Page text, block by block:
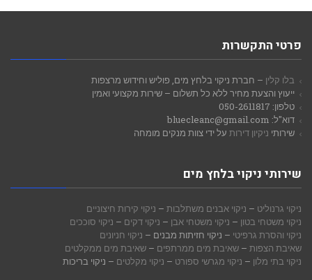
פרטי התקשרות
בלו קלין – חברת ניקוי בלחץ מים, פוליש וחידוש מרצפות
ייעוץ והצעת מחיר ללא כל תשלום – שירות מקצועי ואמין
טלפון: 050-2611817
דוא"ל: bluecleanc@gmail.com
שירותי ניקיון דירות על ידי צוות מנקים מומחה
שירותי ניקוי בלחץ מים
ניקוי גרנוליט – ניקוי אבנים משתלבות – ניקוי קירות חיצוניים
ניקוי משטחי בטון – ניקוי משטחי אבן – ניקוי דקים – ניקוי סוככים
ניקוי והסרת גרפיטי – ניקוי חזיתות מבנים – ניקוי חניונים
שאיבת הצפות – שאיבת מים ממרתפים – שאיבת מים ממקלטים
ניקוי בתי מלון – ניקוי מגרשי ספורט – ניקוי מקלטים – ניקוי בריכות